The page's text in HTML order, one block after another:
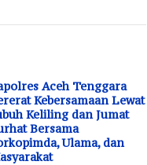
Aceh Tenggara
Kebersamaan Lewat
Keliling dan Jumat
Bersama
Ulama, dan